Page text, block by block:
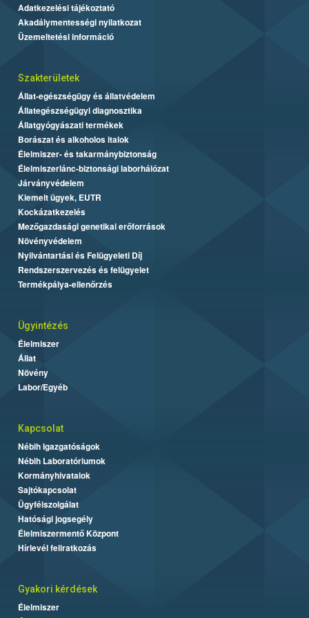
Adatkezelési tájékoztató
Akadálymentességi nyilatkozat
Üzemeltetési információ
Szakterületek
Állat-egészségügy és állatvédelem
Állategészségügyi diagnosztika
Állatgyógyászati termékek
Borászat és alkoholos italok
Élelmiszer- és takarmánybiztonság
Élelmiszerlánc-biztonsági laborhálózat
Járványvédelem
Kiemelt ügyek, EUTR
Kockázatkezelés
Mezőgazdasági genetikai erőforrások
Növényvédelem
Nyilvántartási és Felügyeleti Díj
Rendszerszervezés és felügyelet
Termékpálya-ellenőrzés
Ügyintézés
Élelmiszer
Állat
Növény
Labor/Egyéb
Kapcsolat
Nébih Igazgatóságok
Nébih Laboratóriumok
Kormányhivatalok
Sajtókapcsolat
Ügyfélszolgálat
Hatósági jogsegély
Élelmiszermentő Központ
Hírlevél feliratkozás
Gyakori kérdések
Élelmiszer